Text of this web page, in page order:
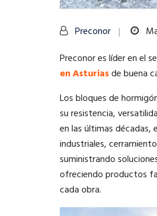
Preconor
Preconor es líder en el
en Asturiasde buena
Los bloques de
su resistencia,
en las últimas
industriales,
suministrando
ofreciendo productos
cada obra.